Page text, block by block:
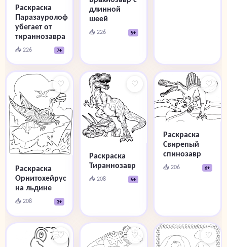
Раскраска
Паразауролоф
убегает от
тираннозавра
📥 226 7+
длинной
шеей
📥 226 5+
♡
Раскраска
Орнитохейрус
на льдине
📥 208 3+
♡
Раскраска
Тираннозавр
📥 208 5+
♡
Раскраска
Свирепый
спинозавр
📥 206 6+
♡ ♡ ♡